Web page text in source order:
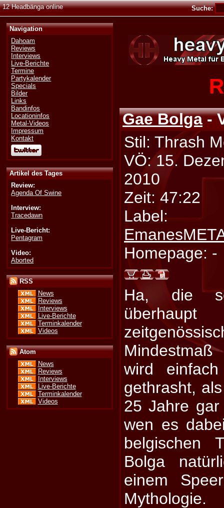
12 Headbänga online Suche:
Navigation
Dahoam
Reviews
Interviews
Live-Berichte
Termine
Partykalender
Specials
Bilder
Links
Bandinfos
Locationinfos
Metal-Videos
Impressum
Kontakt
Artikel des Tages
Review:
Agenda Of Swine
Interview:
Tracedawn
Live-Bericht:
Pentagram
Video:
Aborted
RSS
News
Reviews
Interviews
Live-Berichte
Terminkalender
Videos
Atom
News
Reviews
Interviews
Live-Berichte
Terminkalender
Videos
Gae Bolga-
Stil: Thrash
VÖ: 15.
2010
Zeit: 47:22
Label:
Homepage: -
Ha, die
wird
gethrasht,
25 Jahre
wen es
belgischen
Bolga
einem
Mythologie.